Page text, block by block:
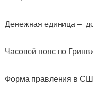
Денежная единица –
Часовой пояс по
Форма правления в